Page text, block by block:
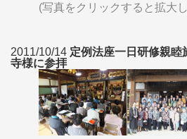
(写真をクリックすると拡大し
2011/10/14 定例法座一日研修親睦
寺様に参拝